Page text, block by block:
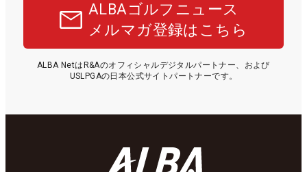
ALBAゴルフニュース
メルマガ登録はこちら
ALBA NetはR&Aのオフィシャルデジタルパートナー、および
USLPGAの日本公式サイトパートナーです。